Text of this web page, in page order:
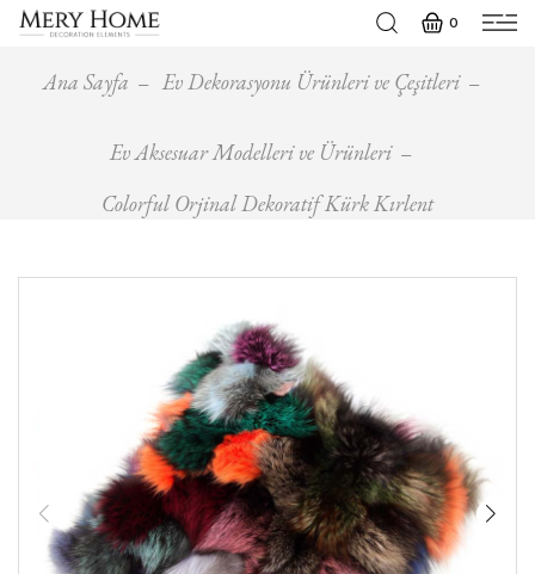
0
Ana Sayfa Ev Dekorasyonu Ürünleri ve Çeşitleri
Ev Aksesuar Modelleri ve Ürünleri
Colorful Orjinal Dekoratif Kürk Kırlent